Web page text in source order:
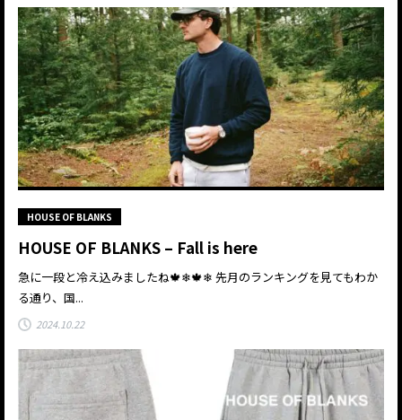
HOUSE OF BLANKS
HOUSE OF BLANKS – Fall is here
急に一段と冷え込みましたね🍁❄🍁❄ 先月のランキングを見てもわか
る通り、国...
2024.10.22